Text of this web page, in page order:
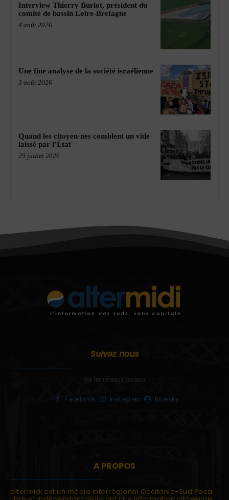
Interview Thierry Burlot, président du
comité de bassin Loire-Bretagne
4 août 2026
Une fine analyse de la société israélienne
3 août 2026
Quand les citoyen·nes comblent un vide
laissé par l’État
29 juillet 2026
Suivez nous
sur les réseaux sociaux
Facebook Instagram Bluesky
A PROPOS
altermidi est un média interrégional Occitanie-Sud Paca